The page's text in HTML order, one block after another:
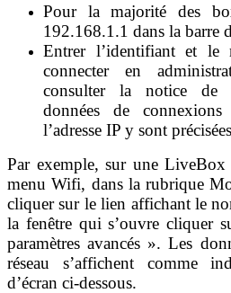
Pour la majorité des
192.168.1.1 dans la barre
Entrer l’identifiant et le
connecter en
consulter la notice de
données de
l’adresse IP y sont
Par exemple, sur une
menu Wifi, dans la rubrique
cliquer sur le lien affichant le
la fenêtre qui s’ouvre cliquer
paramètres avancés ». Les
réseau s’affichent comme
d’écran ci-dessous.